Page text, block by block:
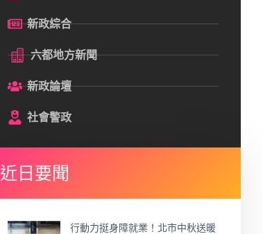
新政綜合
六都地方新聞
新政論壇
社會警政
近日要聞
行動力挺身障就業！北市中秋送暖